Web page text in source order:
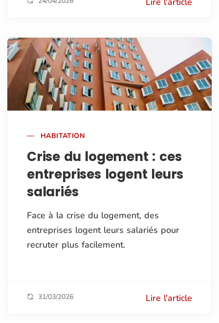
HABITATION
Crise du logement : ces
entreprises logent leurs
salariés
Face à la crise du logement, des
entreprises logent leurs salariés pour
recruter plus facilement.
31/03/2026 Lire l'article